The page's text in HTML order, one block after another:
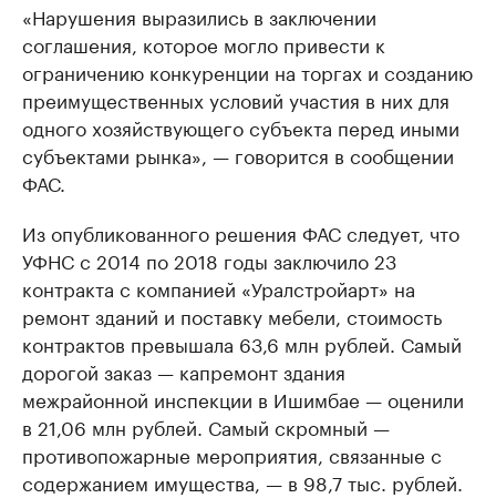
«Нарушения выразились в заключении
соглашения, которое могло привести к
ограничению конкуренции на торгах и созданию
преимущественных условий участия в них для
одного хозяйствующего субъекта перед иными
субъектами рынка», — говорится в сообщении
ФАС.
Из опубликованного решения ФАС следует, что
УФНС с 2014 по 2018 годы заключило 23
контракта с компанией «Уралстройарт» на
ремонт зданий и поставку мебели, стоимость
контрактов превышала 63,6 млн рублей. Самый
дорогой заказ — капремонт здания
межрайонной инспекции в Ишимбае — оценили
в 21,06 млн рублей. Самый скромный —
противопожарные мероприятия, связанные с
содержанием имущества, — в 98,7 тыс. рублей.